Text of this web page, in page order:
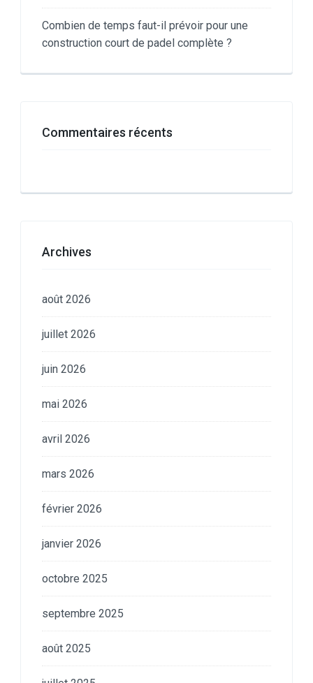
Combien de temps faut-il prévoir pour une
construction court de padel complète ?
Commentaires récents
Archives
août 2026
juillet 2026
juin 2026
mai 2026
avril 2026
mars 2026
février 2026
janvier 2026
octobre 2025
septembre 2025
août 2025